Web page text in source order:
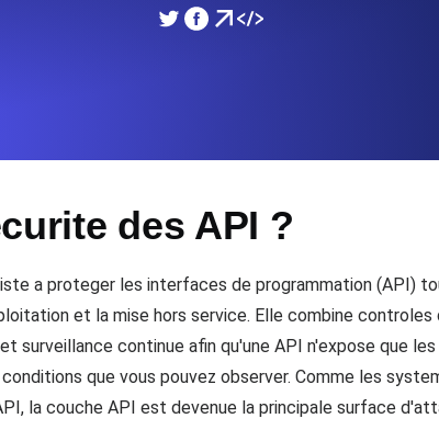
commencer.
planifiées. Gratuit pour
DNS Monitoring
DNS monitoring avec
26 régions. Monitoring as
Moniteurs en YAML, JS
des API ?
a proteger les interfaces de programmation (API)
et la mise hors service. Elle combine
surveillance continue afin qu'une API n'expose que
que vous pouvez observer. Comme les
la couche API est devenue la principale surface